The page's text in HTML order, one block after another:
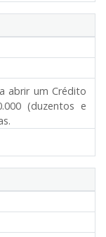
abrir um Crédito
(duzentos e